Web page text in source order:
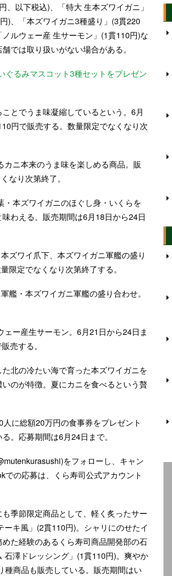
以下税込)、「特大 生本ズワイガニ」
)、「本ズワイガニ3種盛り」(3貫220
ルウェー産 生サーモン」(1貫110円)な
では取り扱いがない場合がある。
ぐるみマスコット3種セットをプレゼン
とでうま味凝縮しているという。6月
円で販売する。数量限定でなくなり次
カニ本来のうま味を楽しめる商品。販
なり次第終了。
・本ズワイガニのほぐし身・いくらを
わえる。販売期間は6月18日から24日
ズワイ爪下、本ズワイガニ軍艦の盛り
限定でなくなり次第終了する。
艦・本ズワイガニ軍艦の盛り合わせ。
ェー産生サーモン。6月21日から24日ま
売する。
北の冷たい海で育った本ズワイガニを
のが特徴。夏にカニを食べるという贅
に総額20万円の食事券をプレゼント
。応募期間は6月24日まで。
をフォローし、キャン
の応募は、くら寿司公式アカウント
季節限定商品として、軽く炙ったサー
キ風」(2貫110円)。シャリにのせたイ
た経験のあるくら寿司商品開発部の石
澤ドレッシング」(1貫110円)。爽やか
商品も販売している。販売期間はい